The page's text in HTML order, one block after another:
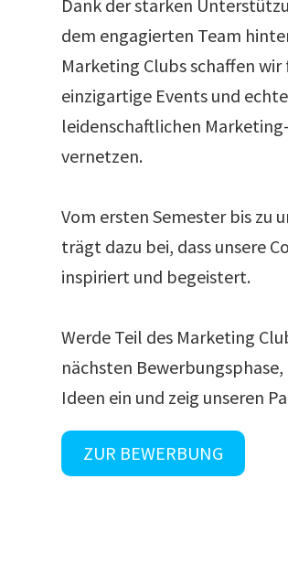
Dank der starken
dem engagierten Team
Marketing Clubs schaffen
einzigartige Events und
leidenschaftlichen
vernetzen.
Vom ersten Semester bis zu
trägt dazu bei, dass unsere
inspiriert und begeistert.
Werde Teil des Marketing
nächsten
Ideen ein und zeig unseren
ZUR BEWERBUNG